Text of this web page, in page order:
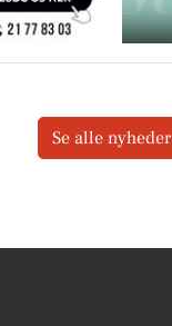
Se alle nyheder